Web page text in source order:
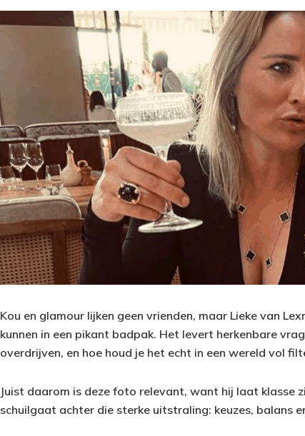
Kou en glamour lijken geen vrienden, maar Lieke van
kunnen in een pikant badpak. Het levert herkenbare
overdrijven, en hoe houd je het echt in een wereld vol
Juist daarom is deze foto relevant, want hij laat klasse
schuilgaat achter die sterke uitstraling: keuzes, balans